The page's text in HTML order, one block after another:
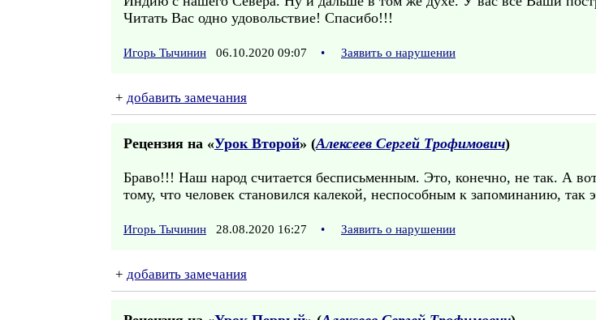
Читать Вас одно удовольствие! Спасибо!!!
Игорь Тычинин 06.10.2020 09:07 • Заявить о нарушении
+ добавить замечания
Рецензия на «Урок Второй» (Алексеев Сергей Трофимович)
Браво!!! Наш народ считается бесписьменным. Это, конечно, не так. А
тому, что человек становился калекой, неспособным к запоминанию, так
Игорь Тычинин 28.08.2020 16:27 • Заявить о нарушении
+ добавить замечания